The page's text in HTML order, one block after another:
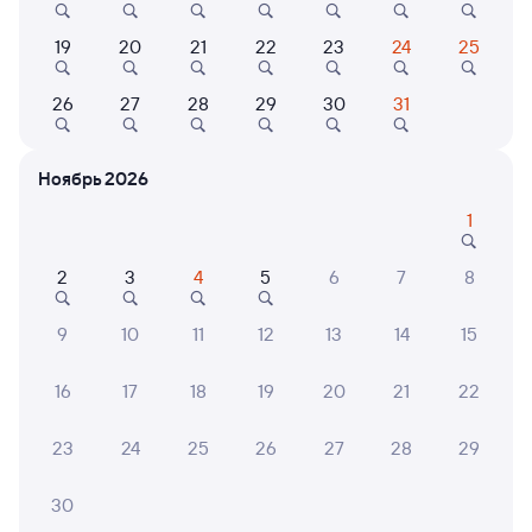
Выбор любимых мест на схемах вагонов
Подробные ответы на вопросы о поездке или
СМС-сопровождение до посадки в поезд
Оформление без регистрации на сайте
Частые вопросы
Что нужно, чтобы сесть в поезд?
Что делать, если ошибся при вводе данных
19 20 21 22 23 24 25
26 27 28 29 30 31
Ноябрь 2026
1
2 3 4 5 6 7 8
9 10 11 12 13 14 15
16 17 18 19 20 21 22
23 24 25 26 27 28 29
30